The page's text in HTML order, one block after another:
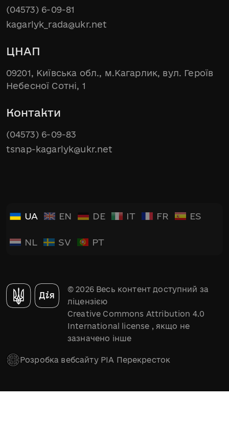
(04573) 6-09-81
kagarlyk_rada@ukr.net
ЦНАП
09201, Київська обл., м.Кагарлик, вул. Героїв
Небесної Сотні, 1
Контакти
(04573) 6-09-83
tsnap-kagarlyk@ukr.net
UA EN DE IT FR ES
NL SV PT
© 2026 Весь контент доступний за
ліцензією
Creative Commons Attribution 4.0
International license , якщо не
зазначено інше
Розробка вебсайту РІА Перекресток